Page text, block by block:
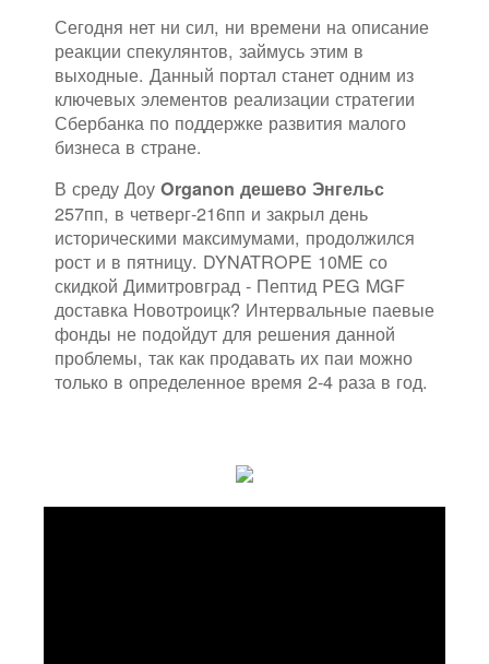
Сегодня нет ни сил, ни времени на описание
реакции спекулянтов, займусь этим в
выходные. Данный портал станет одним из
ключевых элементов реализации стратегии
Сбербанка по поддержке развития малого
бизнеса в стране.
В среду Доу Organon дешево Энгельс
257пп, в четверг-216пп и закрыл день
историческими максимумами, продолжился
рост и в пятницу. DYNATROPE 10ME со
скидкой Димитровград - Пептид PEG MGF
доставка Новотроицк? Интервальные паевые
фонды не подойдут для решения данной
проблемы, так как продавать их паи можно
только в определенное время 2-4 раза в год.